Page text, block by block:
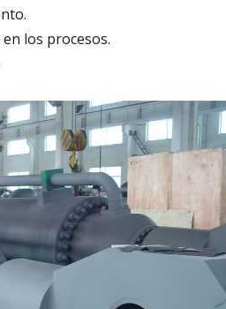
los procesos.